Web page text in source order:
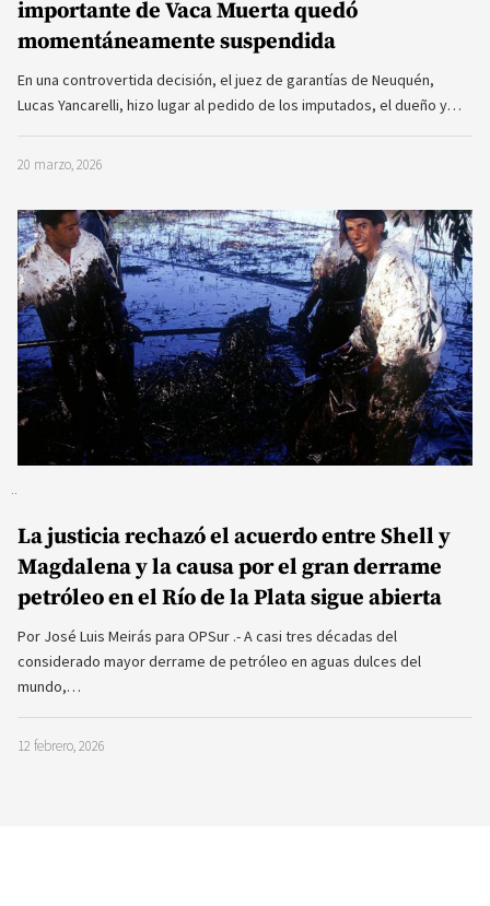
importante de Vaca Muerta quedó
momentáneamente suspendida
En una controvertida decisión, el juez de garantías de Neuquén,
Lucas Yancarelli, hizo lugar al pedido de los imputados, el dueño y…
20 marzo, 2026
La justicia rechazó el acuerdo entre Shell y
Magdalena y la causa por el gran derrame
petróleo en el Río de la Plata sigue abierta
Por José Luis Meirás para OPSur .- A casi tres décadas del
considerado mayor derrame de petróleo en aguas dulces del
mundo,…
12 febrero, 2026